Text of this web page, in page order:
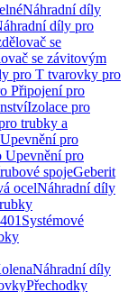
Náhradní díly
díly pro
se
se závitovým
pro T tvarovky pro
Připojení pro
Izolace pro
trubky a
Upevnění pro
Upevnění pro
spojeGeberit
ocelNáhradní díly
Systémové
Náhradní díly
Přechodky